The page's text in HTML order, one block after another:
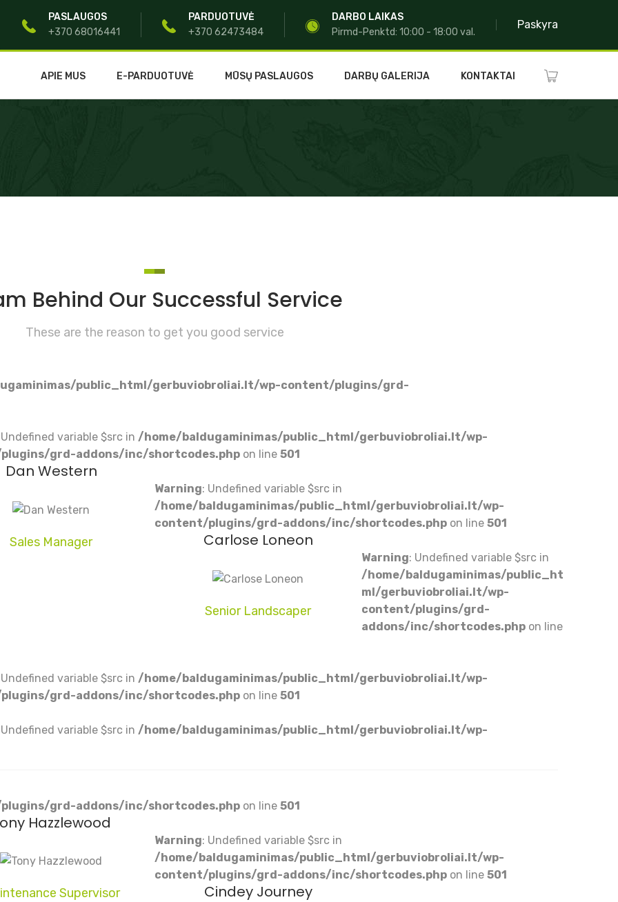
PASLAUGOS
+370 68016441
PARDUOTUVĖ
+370 62473484
DARBO LAIKAS
Pirmd-Penktd: 10:00 - 18:00 val.
Paskyra
APIE MUS E-PARDUOTUVĖ MŪSŲ PASLAUGOS DARBŲ GALERIJA KONTAKTAI
Behind Our Successful Service
These are the reason to get you good service
public_html/gerbuviobroliai.lt/wp-content/plugins/grd-
Undefined variable $src in /home/baldugaminimas/public_html/gerbuviobroliai.lt/wp-
grd-addons/inc/shortcodes.php on line 501
Dan Western
Sales Manager
Warning: Undefined variable $src in
/home/baldugaminimas/public_html/gerbuviobroliai.lt/wp-
content/plugins/grd-addons/inc/shortcodes.php on line 501
Carlose Loneon
Senior Landscaper
Warning: Undefined variable $src in
/home/baldugaminimas/public_ht
ml/gerbuviobroliai.lt/wp-
content/plugins/grd-
addons/inc/shortcodes.php on line
Undefined variable $src in /home/baldugaminimas/public_html/gerbuviobroliai.lt/wp-
grd-addons/inc/shortcodes.php on line 501
Undefined variable $src in /home/baldugaminimas/public_html/gerbuviobroliai.lt/wp-
grd-addons/inc/shortcodes.php on line 501
Hazzlewood
Supervisor
Warning: Undefined variable $src in
/home/baldugaminimas/public_html/gerbuviobroliai.lt/wp-
content/plugins/grd-addons/inc/shortcodes.php on line 501
Cindey Journey